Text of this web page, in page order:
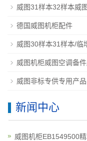
威图31样本32样本威
德国威图机柜配件
威图30样本31样本/临
威图机柜威图空调备
威图非标专供专用产品
新闻中心
威图机柜EB1549500精